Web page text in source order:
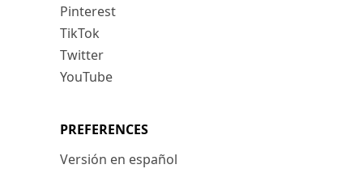
Pinterest
TikTok
Twitter
YouTube
PREFERENCES
Versión en español